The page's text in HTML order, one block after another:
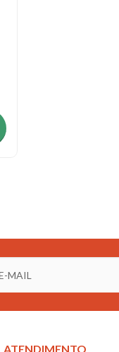
ATENDIMENTO